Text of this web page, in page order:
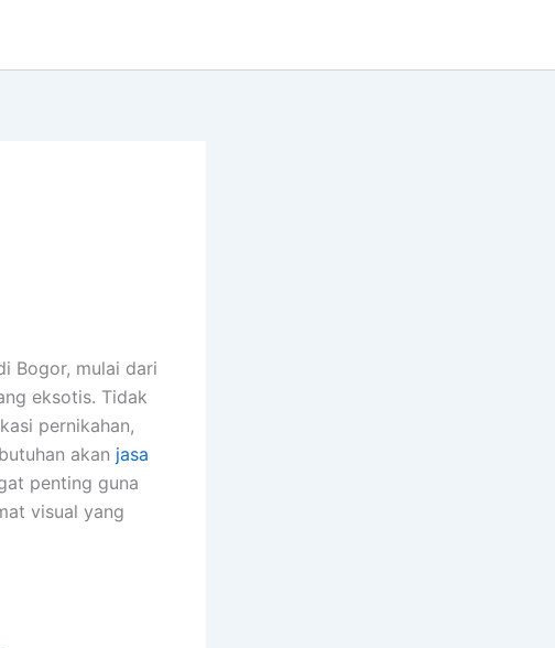
Bogor, mulai dari
eksotis. Tidak
pernikahan,
akan jasa
penting guna
visual yang